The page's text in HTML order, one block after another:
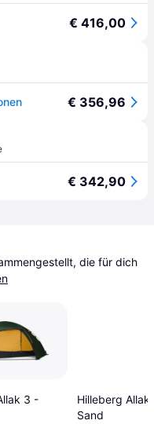
€ 416,00
€ 356,96
€ 342,90
die für dich
3 -
Hilleberg Allak
Sand